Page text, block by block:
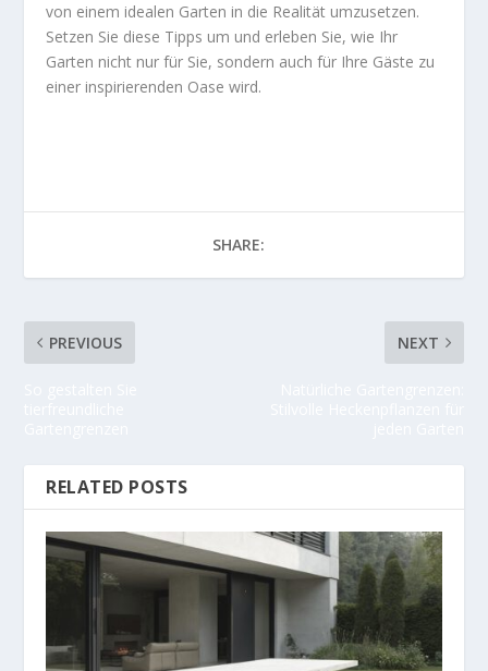
von einem idealen Garten in die Realität umzusetzen.
Setzen Sie diese Tipps um und erleben Sie, wie Ihr
Garten nicht nur für Sie, sondern auch für Ihre Gäste zu
einer inspirierenden Oase wird.
SHARE:
PREVIOUS NEXT
RELATED POSTS